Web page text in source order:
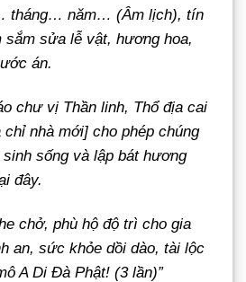
tháng… năm… (Âm lịch), tín
sắm sửa lễ vật, hương hoa,
án.
chư vị Thần linh, Thổ địa cai
nhà mới] cho phép chúng
sống và lập bát hương
đây.
chở, phù hộ độ trì cho gia
an, sức khỏe dồi dào, tài lộc
A Di Đà Phật! (3 lần)”